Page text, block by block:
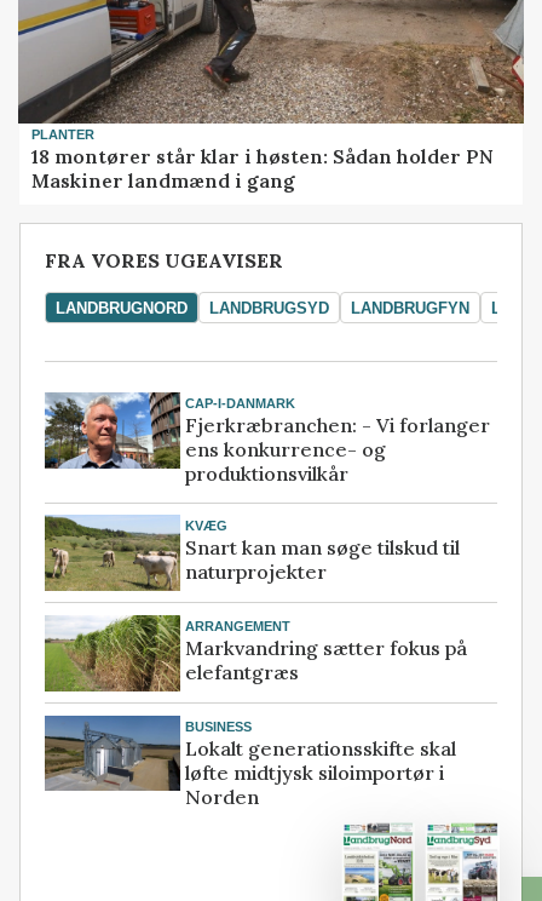
PLANTER
18 montører står klar i høsten: Sådan holder PN
Maskiner landmænd i gang
FRA VORES UGEAVISER
LANDBRUGNORD LANDBRUGSYD LANDBRUGFYN
CAP-I-DANMARK
Fjerkræbranchen: - Vi forlanger
ens konkurrence- og
produktionsvilkår
KVÆG
Snart kan man søge tilskud til
naturprojekter
ARRANGEMENT
Markvandring sætter fokus på
elefantgræs
BUSINESS
Lokalt generationsskifte skal
løfte midtjysk siloimportør i
Norden